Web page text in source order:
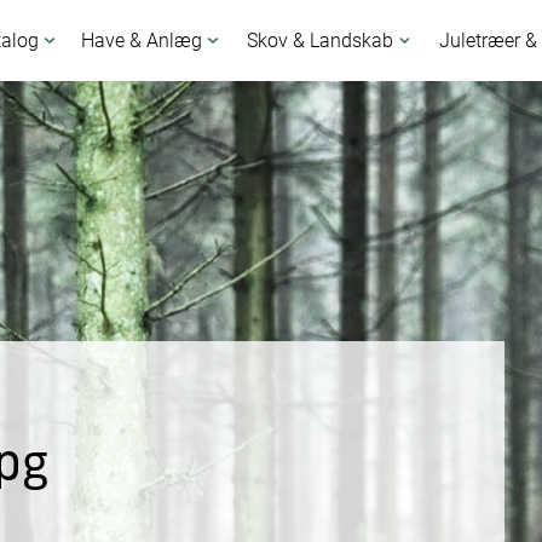
Have & Anlæg Skov & Landskab Juletræer &